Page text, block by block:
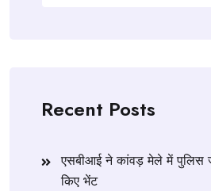
Recent Posts
एसबीआई ने कांवड़ मेले में पुलिस
किए भेंट